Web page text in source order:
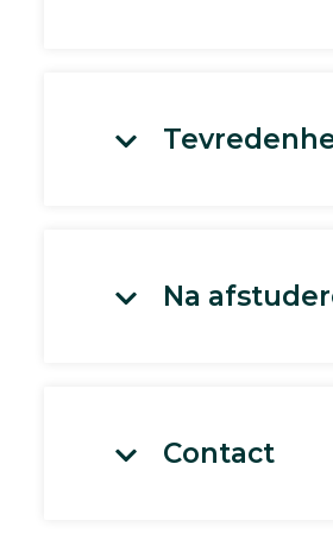
Na
Contact